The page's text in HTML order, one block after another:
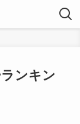
ンキン